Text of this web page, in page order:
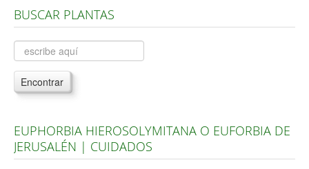
Árboles, Cicas y Palmeras de la G a la Z
Plantas Anuales y Perennes
Plantas Bulbosas y Acuáticas
Plantas de Interior
Plantas Aromáticas y de Huerto
Plantas Carnívoras y Orquídeas
BUSCAR PLANTAS
Encontrar
EUPHORBIA HIEROSOLYMITANA O EUFORBIA DE
JERUSALÉN | CUIDADOS